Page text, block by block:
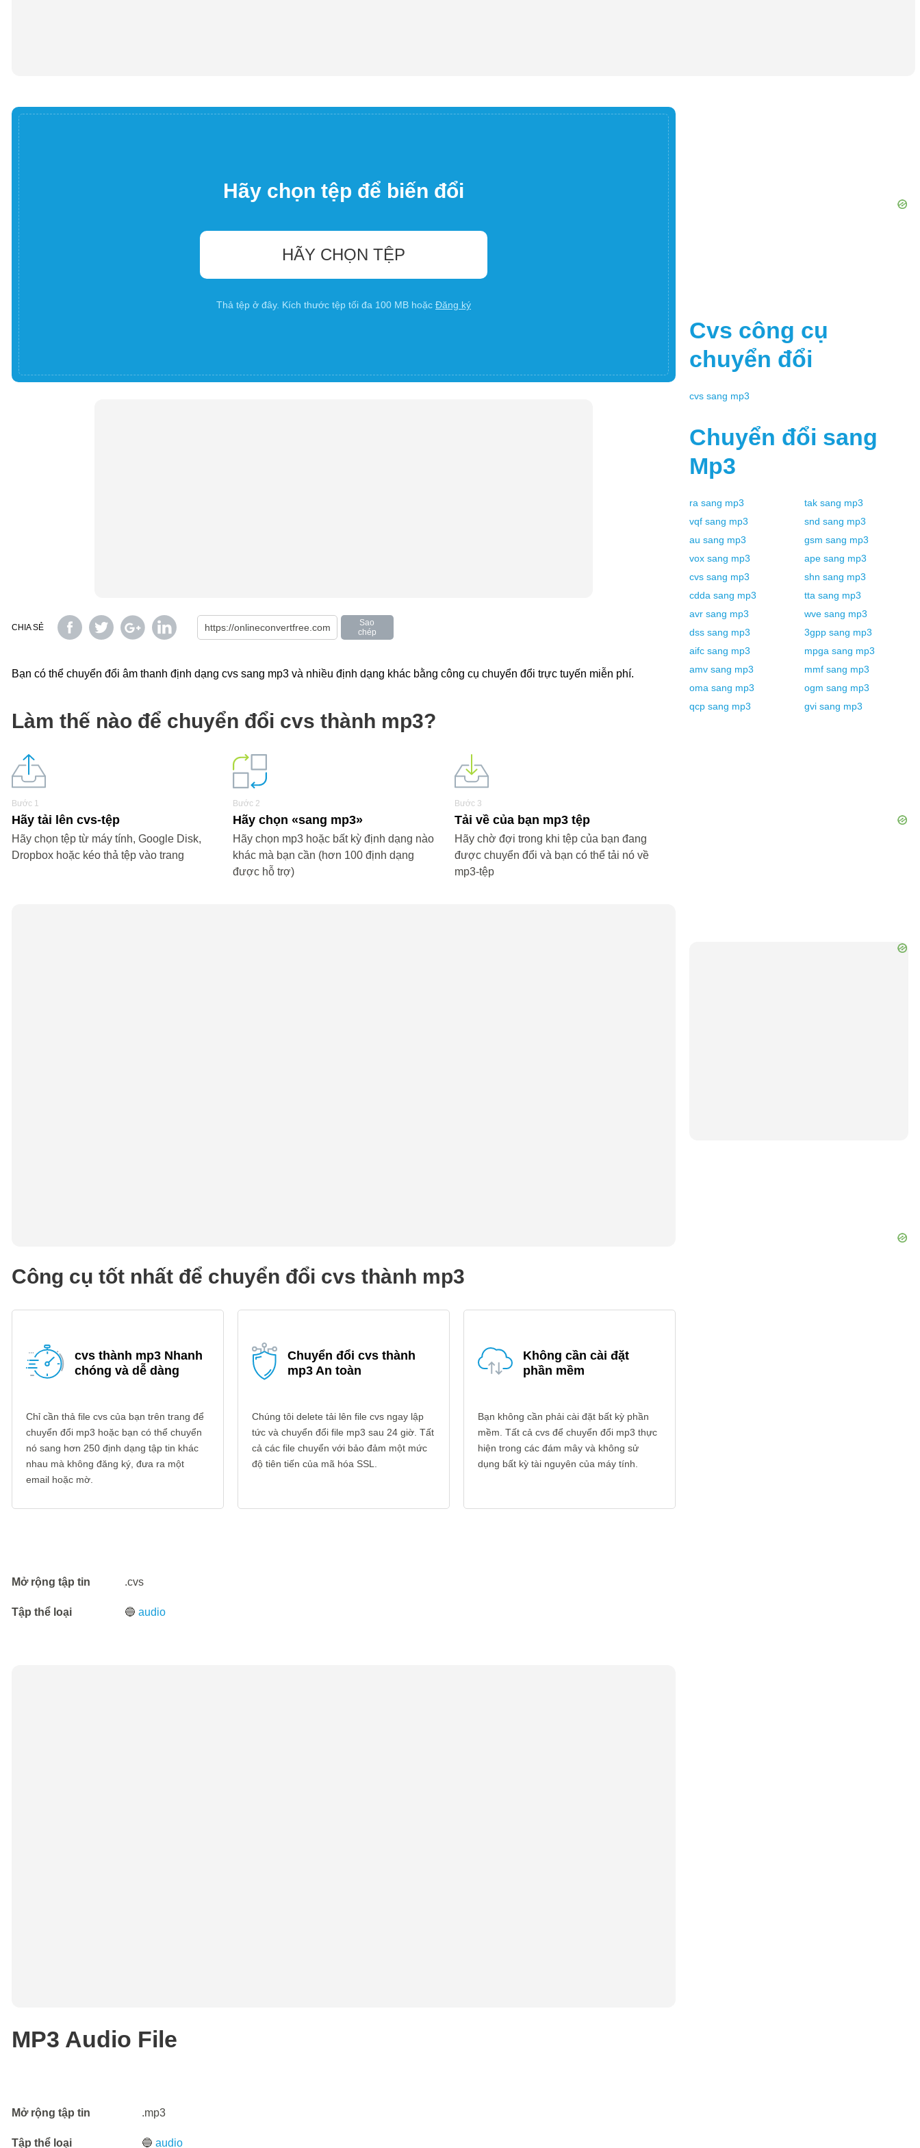
Hãy chọn tệp để biến đổi
HÃY CHỌN TỆP
Thả tệp ở đây. Kích thước tệp tối đa 100 MB hoặc Đăng ký
CHIA SẺ
Sao
chép
Bạn có thể chuyển đổi âm thanh định dạng cvs sang mp3 và nhiều định dạng khác bằng công cụ chuyển đổi trực tuyến miễn phí.
Làm thế nào để chuyển đổi cvs thành mp3?
Bước 1
Hãy tải lên cvs-tệp
Hãy chọn tệp từ máy tính, Google Disk,
Dropbox hoặc kéo thả tệp vào trang
Bước 2
Hãy chọn «sang mp3»
Hãy chọn mp3 hoặc bất kỳ định dạng nào
khác mà bạn cần (hơn 100 định dạng
được hỗ trợ)
Bước 3
Tải về của bạn mp3 tệp
Hãy chờ đợi trong khi tệp của bạn đang
được chuyển đổi và bạn có thể tải nó về
mp3-tệp
Công cụ tốt nhất để chuyển đổi cvs thành mp3
cvs thành mp3 Nhanh
chóng và dễ dàng
Chỉ cần thả file cvs của bạn trên trang để
chuyển đổi mp3 hoặc bạn có thể chuyển
nó sang hơn 250 định dạng tập tin khác
nhau mà không đăng ký, đưa ra một
email hoặc mờ.
Chuyển đổi cvs thành
mp3 An toàn
Chúng tôi delete tải lên file cvs ngay lập
tức và chuyển đổi file mp3 sau 24 giờ. Tất
cả các file chuyển với bảo đảm một mức
độ tiên tiến của mã hóa SSL.
Không cần cài đặt
phần mềm
Bạn không cần phải cài đặt bất kỳ phần
mềm. Tất cả cvs để chuyển đổi mp3 thực
hiện trong các đám mây và không sử
dụng bất kỳ tài nguyên của máy tính.
Mở rộng tập tin .cvs
Tập thể loại 🔵audio
MP3 Audio File
Mở rộng tập tin .mp3
Tập thể loại 🔵audio
Cvs công cụ
chuyển đổi
cvs sang mp3
Chuyển đổi sang
Mp3
ra sang mp3 tak sang mp3
vqf sang mp3 snd sang mp3
au sang mp3 gsm sang mp3
vox sang mp3 ape sang mp3
cvs sang mp3 shn sang mp3
cdda sang mp3 tta sang mp3
avr sang mp3 wve sang mp3
dss sang mp3 3gpp sang mp3
aifc sang mp3 mpga sang mp3
amv sang mp3 mmf sang mp3
oma sang mp3 ogm sang mp3
qcp sang mp3 gvi sang mp3